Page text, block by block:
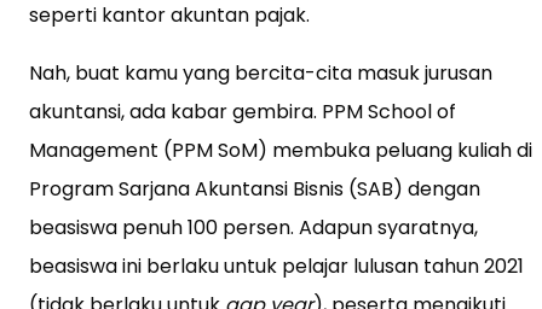
seperti kantor akuntan pajak.
Nah, buat kamu yang bercita-cita masuk jurusan
akuntansi, ada kabar gembira. PPM School of
Management (PPM SoM) membuka peluang kuliah di
Program Sarjana Akuntansi Bisnis (SAB) dengan
beasiswa penuh 100 persen. Adapun syaratnya,
beasiswa ini berlaku untuk pelajar lulusan tahun 2021